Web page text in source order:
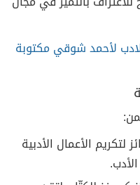
لأحمد شوقي مكتوبة
لتكريم الأعمال الأدبية